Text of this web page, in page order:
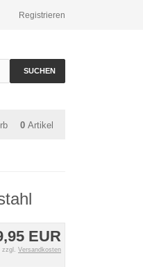
Registrieren
SUCHEN
0 Artikel
EUR
zzgl. Versandkosten